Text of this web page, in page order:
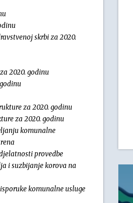
skrbi za 2020.
2020. godinu
za 2020. godinu
za 2020. godinu
komunalne
provedbe
i suzbijanje korova na
komunalne usluge